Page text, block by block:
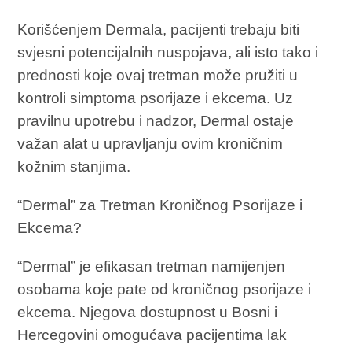
Korišćenjem Dermala, pacijenti trebaju biti
svjesni potencijalnih nuspojava, ali isto tako i
prednosti koje ovaj tretman može pružiti u
kontroli simptoma psorijaze i ekcema. Uz
pravilnu upotrebu i nadzor, Dermal ostaje
važan alat u upravljanju ovim kroničnim
kožnim stanjima.
“Dermal” za Tretman Kroničnog Psorijaze i
Ekcema?
“Dermal” je efikasan tretman namijenjen
osobama koje pate od kroničnog psorijaze i
ekcema. Njegova dostupnost u Bosni i
Hercegovini omogućava pacijentima lak